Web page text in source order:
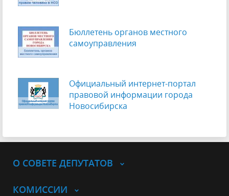
Бюллетень органов местного
самоуправления
Официальный интернет-портал
правовой информации города
Новосибирска
О СОВЕТЕ ДЕПУТАТОВ
КОМИССИИ